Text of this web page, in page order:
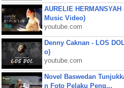
AURELIE
Music Video)
youtube.com
Denny Caknan - LOS
o)
youtube.com
Novel Baswedan
n Foto Pelaku Peng...